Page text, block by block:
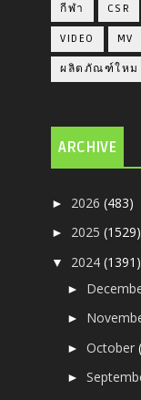
กีฬา CSR
VIDEO MV
ผลิตภัณฑ์ใหม
ARCHIVE
► 2026(483)
► 2025(1529)
▼ 2024(1391)
►
►
►October
►